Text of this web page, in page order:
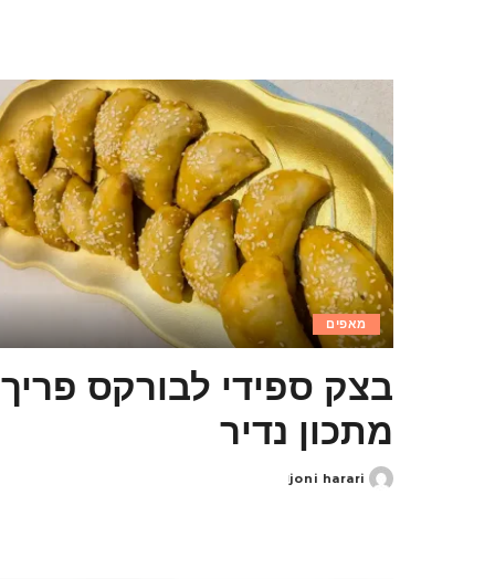
מאפים
בצק ספידי לבורקס פריך
מתכון נדיר
Posted
joni harari